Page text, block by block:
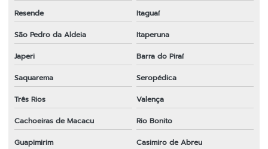
Lâmina para roçadeira em sp
Lâmina para roçadeira stihl
Lâmina para roçadeira tekna
Lâmina para roçadeira terra
Lâmina para roçadeira toyama
Lâmina para roçadeira vulcan
Resende
Itaguaí
São Pedro da Aldeia
Itaperuna
Japeri
Barra do Piraí
Saquarema
Seropédica
Três Rios
Valença
Cachoeiras de Macacu
Rio Bonito
Guapimirim
Casimiro de Abreu